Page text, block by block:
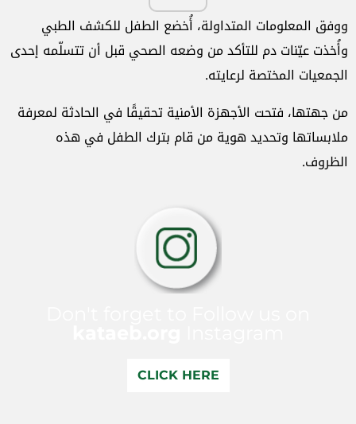
ووفق المعلومات المتداولة، أُخضع الطفل للكشف الطبي
وأُخذت عيّنات دم للتأكد من وضعه الصحي قبل أن تتسلّمه إحدى
الجمعيات المختصة لرعايته.
من جهتها، فتحت الأجهزة الأمنية تحقيقًا في الحادثة لمعرفة
ملابساتها وتحديد هوية من قام بترك الطفل في هذه
الظروف.
CLICK HERE